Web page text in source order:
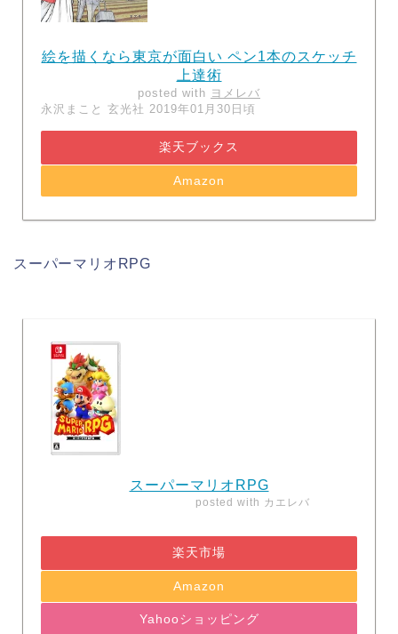
絵を描くなら東京が面白い ペン1本のスケッチ
上達術
posted with ヨメレバ
永沢まこと 玄光社 2019年01月30日頃
楽天ブックス
Amazon
スーパーマリオRPG
スーパーマリオRPG
posted with カエレバ
楽天市場
Amazon
Yahooショッピング